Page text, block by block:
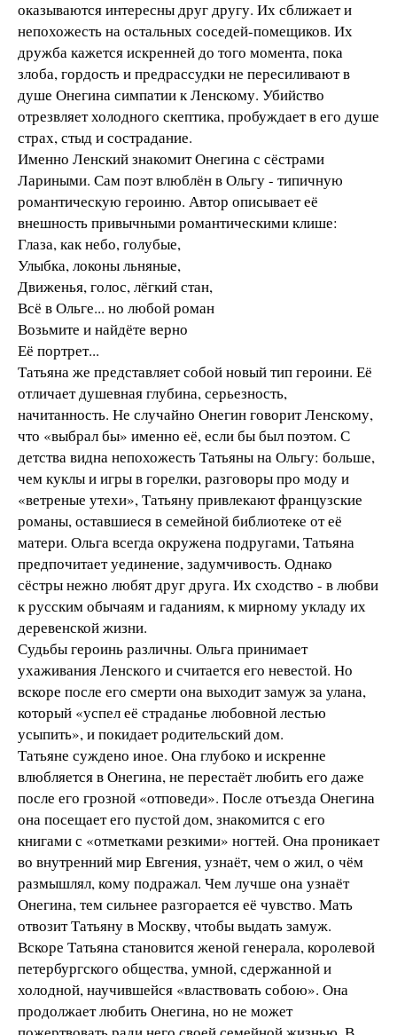
оказываются интересны друг другу. Их сближает и
непохожесть на остальных соседей-помещиков. Их
дружба кажется искренней до того момента, пока
злоба, гордость и предрассудки не пересиливают в
душе Онегина симпатии к Ленскому. Убийство
отрезвляет холодного скептика, пробуждает в его душе
страх, стыд и сострадание.
Именно Ленский знакомит Онегина с сёстрами
Лариными. Сам поэт влюблён в Ольгу - типичную
романтическую героиню. Автор описывает её
внешность привычными романтическими клише:
Глаза, как небо, голубые,
Улыбка, локоны льняные,
Движенья, голос, лёгкий стан,
Всё в Ольге... но любой роман
Возьмите и найдёте верно
Её портрет...
Татьяна же представляет собой новый тип героини. Её
отличает душевная глубина, серьезность,
начитанность. Не случайно Онегин говорит Ленскому,
что «выбрал бы» именно её, если бы был поэтом. С
детства видна непохожесть Татьяны на Ольгу: больше,
чем куклы и игры в горелки, разговоры про моду и
«ветреные утехи», Татьяну привлекают французские
романы, оставшиеся в семейной библиотеке от её
матери. Ольга всегда окружена подругами, Татьяна
предпочитает уединение, задумчивость. Однако
сёстры нежно любят друг друга. Их сходство - в любви
к русским обычаям и гаданиям, к мирному укладу их
деревенской жизни.
Судьбы героинь различны. Ольга принимает
ухаживания Ленского и считается его невестой. Но
вскоре после его смерти она выходит замуж за улана,
который «успел её страданье любовной лестью
усыпить», и покидает родительский дом.
Татьяне суждено иное. Она глубоко и искренне
влюбляется в Онегина, не перестаёт любить его даже
после его грозной «отповеди». После отъезда Онегина
она посещает его пустой дом, знакомится с его
книгами с «отметками резкими» ногтей. Она проникает
во внутренний мир Евгения, узнаёт, чем о жил, о чём
размышлял, кому подражал. Чем лучше она узнаёт
Онегина, тем сильнее разгорается её чувство. Мать
отвозит Татьяну в Москву, чтобы выдать замуж.
Вскоре Татьяна становится женой генерала, королевой
петербургского общества, умной, сдержанной и
холодной, научившейся «властвовать собою». Она
продолжает любить Онегина, но не может